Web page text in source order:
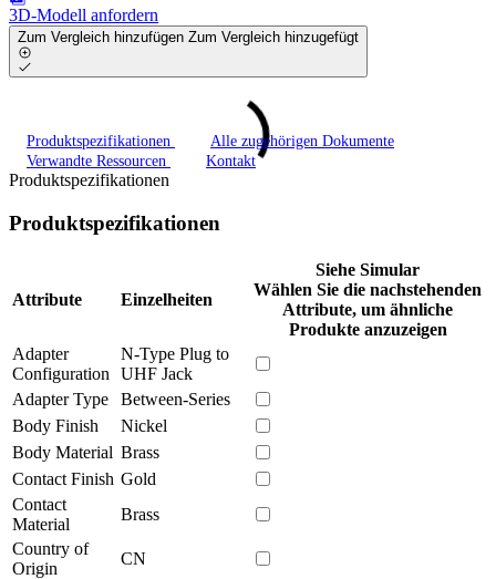
3D-Modell anfordern
Zum Vergleich hinzufügen Zum Vergleich hinzugefügt
Produktspezifikationen
Alle zugehörigen Dokumente
Verwandte Ressourcen
Kontakt
Produktspezifikationen
Produktspezifikationen
Attribute Einzelheiten
Siehe Simular
Wählen Sie die nachstehenden
Attribute, um ähnliche
Produkte anzuzeigen
Adapter
Configuration
N-Type Plug to
UHF Jack
Adapter Type
Between-Series
Body Finish
Nickel
Body Material Brass
Contact Finish Gold
Contact
Material
Brass
Country of
Origin
CN